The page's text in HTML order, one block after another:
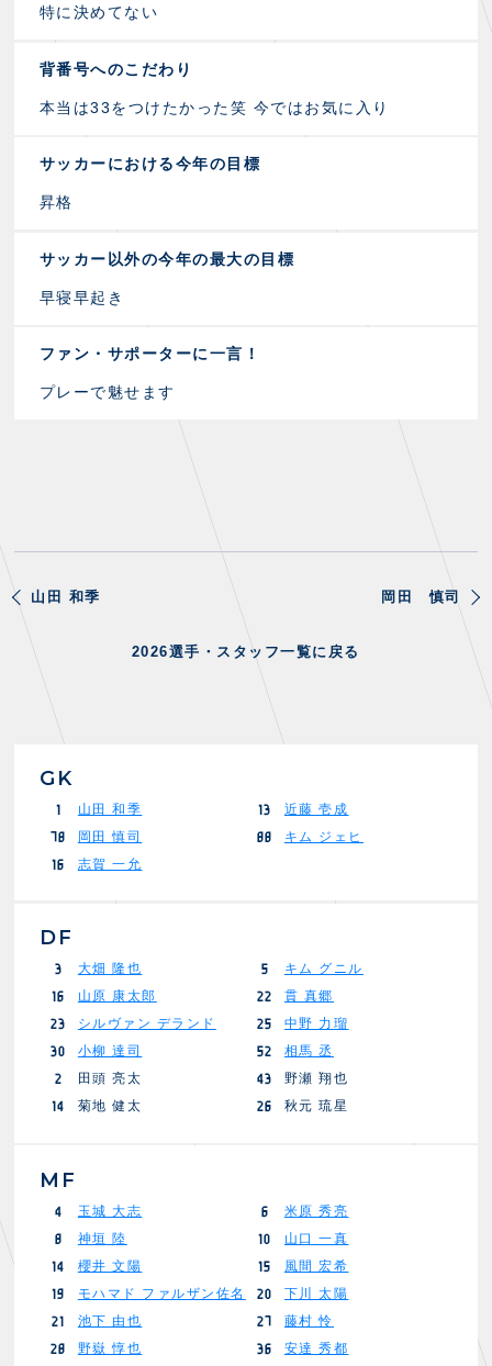
特に決めてない
背番号へのこだわり
本当は33をつけたかった笑 今ではお気に入り
サッカーにおける今年の目標
昇格
サッカー以外の今年の最大の目標
早寝早起き
ファン・サポーターに一言！
プレーで魅せます
2026選手・スタッフ一覧に戻る
山田 和季 岡田 慎司
GK
1 山田 和季 13 近藤 壱成
78 岡田 慎司 88 キム ジェヒ
16 志賀 一允
DF
3 大畑 隆也 5 キム グニル
16 山原 康太郎 22 貫 真郷
23 シルヴァン デランド 25 中野 力瑠
30 小柳 達司 52 相馬 丞
2 田頭 亮太 43 野瀬 翔也
14 菊地 健太 26 秋元 琉星
MF
4 玉城 大志 6 米原 秀亮
8 神垣 陸 10 山口 一真
14 櫻井 文陽 15 風間 宏希
19 モハマド ファルザン佐名 20 下川 太陽
21 池下 由也 27 藤村 怜
28 野嶽 惇也 36 安達 秀都